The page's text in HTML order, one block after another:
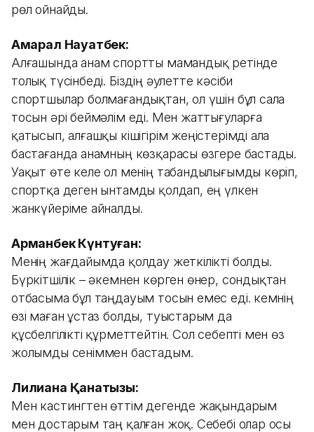
рөл ойнайды.
Ақмарал Науатбек:
Алғашында анам спортты мамандық ретінде
толық түсінбеді. Біздің әулетте кәсіби
спортшылар болмағандықтан, ол үшін бұл сала
тосын әрі беймәлім еді. Мен жаттығуларға
қатысып, алғашқы кішігірім жеңістерімді ала
бастағанда анамның көзқарасы өзгере бастады.
Уақыт өте келе ол менің табандылығымды көріп,
спортқа деген ынтамды қолдап, ең үлкен
жанкүйеріме айналды.
Арманбек Күнтуған:
Менің жағдайымда қолдау жеткілікті болды.
Бүркітшілік – әкемнен көрген өнер, сондықтан
отбасыма бұл таңдауым тосын емес еді. Әкемнің
өзі маған ұстаз болды, туыстарым да
құсбелгілікті құрметтейтін. Сол себепті мен өз
жолымды сеніммен бастадым.
Лилиана Қанатқызы:
Мен кастингтен өттім дегенде жақындарым
мен достарым таң қалған жоқ. Себебі олар осы